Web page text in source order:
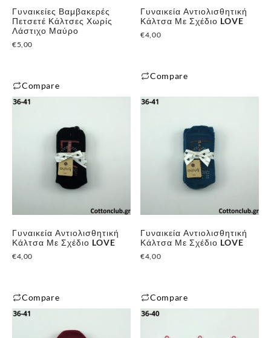
Γυναικείες Βαμβακερές
Πετσετέ Κάλτσες Χωρίς
Λάστιχο Μαύρο
€5,00
Compare
Γυναικεία Αντιολισθητική
Κάλτσα Με Σχέδιο LOVE
€4,00
Compare
Γυναικεία Αντιολισθητική
Κάλτσα Με Σχέδιο LOVE
€4,00
Compare
Γυναικεία Αντιολισθητική
Κάλτσα Με Σχέδιο LOVE
€4,00
Compare